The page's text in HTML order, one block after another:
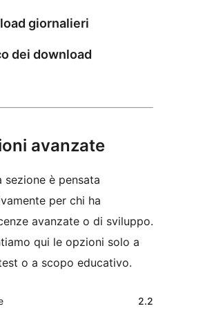
giornalieri
dei download
avanzate
sezione è pensata
per chi ha
avanzate o di sviluppo.
qui le opzioni solo a
o a scopo educativo.
2.2